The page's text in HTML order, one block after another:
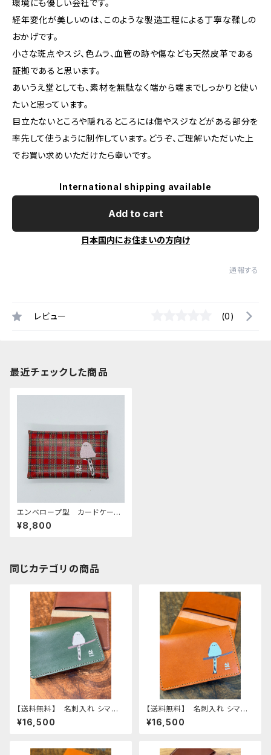
環境にも優しい会社です。
経年変化が美しいのは、このような製造工程による丁寧な鞣しの
おかげです。
小さな斑点やスジ、色ムラ、血管の跡や傷なども天然皮革である
証拠であると思います。
あいうえ堂としても、素材を無駄なく端から端までしっかりと使い
たいと思っています。
目立たないところや隠れるところには傷やスジなどがある部分を
率先して使うように制作しています。どうぞ、ご理解いただいた上
でお買い求めいただけたら幸いです。
International shipping available
Add to cart
日本国内にお住まいの方向け
通報する
レビュー (0)
最近チェックした商品
エンベロープ型 カードケース
シマエナガ RED レッド ター
タンチェック 栃木レザー
¥8,800
同じカテゴリの商品
【送料無料】 名刺入れ シマエ
ナガ ダークグリーン darkgr
een 栃木レザー しまえなが
¥16,500
【送料無料】 名刺入れ シマエ
ナガ レッドブラウン RedBro
wn 栃木レザー しまえなが
¥16,500